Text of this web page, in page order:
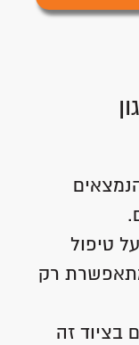
טיפול
רק
בציוד זה